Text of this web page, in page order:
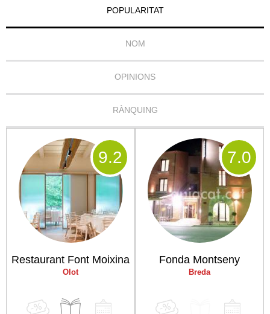
POPULARITAT
NOM
OPINIONS
RÀNQUING
Restaurant Font Moixina
Olot
9.2
Fonda Montseny
Breda
7.0